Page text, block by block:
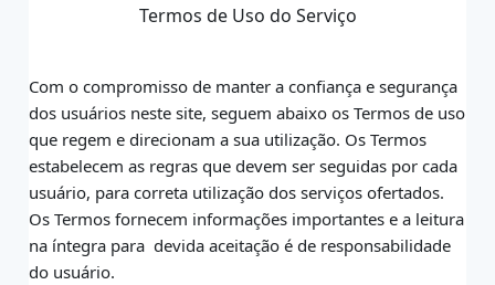
Termos de Uso do Serviço
Com o compromisso de manter a confiança e segurança
dos usuários neste site,seguem abaixo os Termos de uso
que regem e direcionam a sua utilização. Os Termos
estabelecem as regras que devem ser seguidas por cada
usuário, para correta utilização dosserviços ofertados.
Os Termos fornecem informações importantes e a leitura
na íntegra para devida aceitação é de responsabilidade
do usuário.